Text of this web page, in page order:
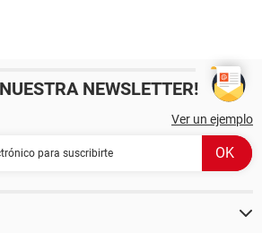
NEWSLETTER!
Ver un ejemplo